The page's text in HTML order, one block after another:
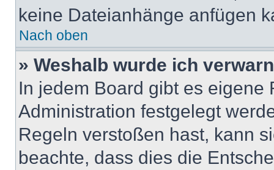
keine Dateianhänge anfügen
Nach oben
» Weshalb wurde ich
In jedem Board gibt es
Administration festgelegt
Regeln verstoßen hast, kann
beachte, dass dies die